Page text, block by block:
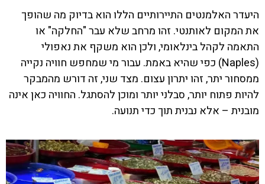
היעדר האלמנטים התיירותיים הללו הוא בדיוק מה שהופך
את המקום לאותנטי. זהו מרחב שלא עבר "החלקה" או
התאמה לקהל בינלאומי, ולכן הוא משקף את נאפולי
(Naples) כפי שהיא באמת. עבור מי שמחפש חוויה נקייה
ממסחור יתר, זהו יתרון עצום. מצד שני, זה דורש מהמבקר
להיות פתוח יותר, סבלני יותר ומוכן להסתגל. החוויה כאן אינה
מובנית – אלא נבנית תוך כדי תנועה.